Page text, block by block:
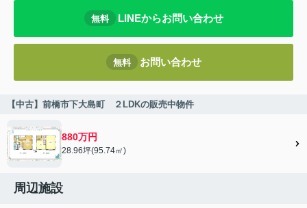
無料 LINEからお問い合わせ
無料 お問い合わせ
【中古】前橋市下大島町 ２LDKの販売中物件
880万円
28.96坪(95.74㎡)
周辺施設